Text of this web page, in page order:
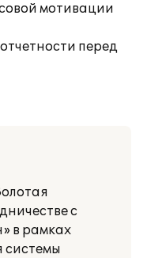
мотивации
перед
с
в рамках
системы